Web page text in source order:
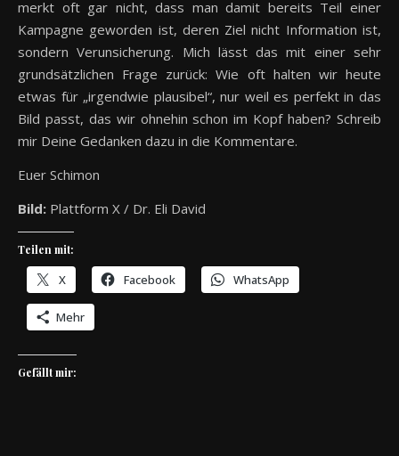
merkt oft gar nicht, dass man damit bereits Teil einer
Kampagne geworden ist, deren Ziel nicht Information ist,
sondern Verunsicherung. Mich lässt das mit einer sehr
grundsätzlichen Frage zurück: Wie oft halten wir heute
etwas für „irgendwie plausibel“, nur weil es perfekt in das
Bild passt, das wir ohnehin schon im Kopf haben? Schreib
mir Deine Gedanken dazu in die Kommentare.
Euer Schimon
Bild: Plattform X / Dr. Eli David
Teilen mit:
X Facebook WhatsApp
Mehr
Gefällt mir: